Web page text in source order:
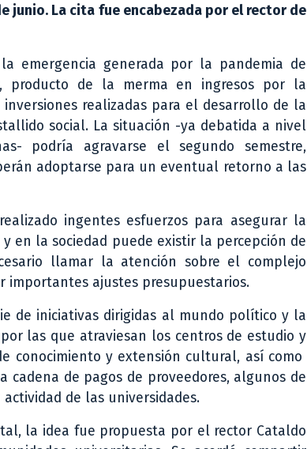
junio. La cita fue encabezada por el rector de
emergencia generada por la pandemia de
producto de la merma en ingresos por la
realizadas para el desarrollo de la
social. La situación -ya debatida a nivel
podría agravarse el segundo semestre,
adoptarse para un eventual retorno a las
ingentes esfuerzos para asegurar la
en la sociedad puede existir la percepción de
llamar la atención sobre el complejo
importantes ajustes presupuestarios.
de iniciativas dirigidas al mundo político y la
las que atraviesan los centros de estudio y
conocimiento y extensión cultural, así como
de pagos de proveedores, algunos de
de las universidades.
la idea fue propuesta por el rector Cataldo